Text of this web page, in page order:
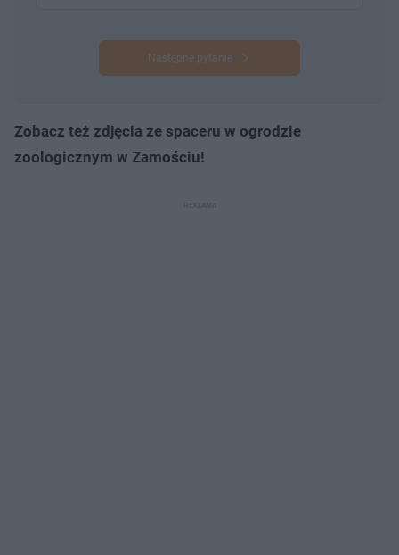
Następne pytanie
Zobacz też zdjęcia ze spaceru w ogrodzie
zoologicznym w Zamościu!